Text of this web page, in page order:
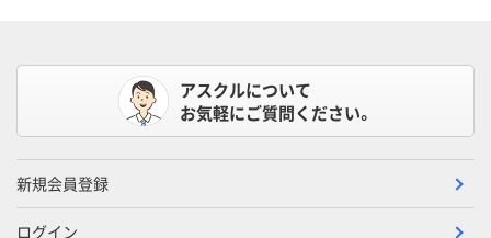
アスクルについて
お気軽にご質問ください。
新規会員登録
ログイン